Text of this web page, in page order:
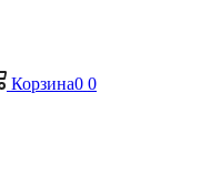
Корзина0 0